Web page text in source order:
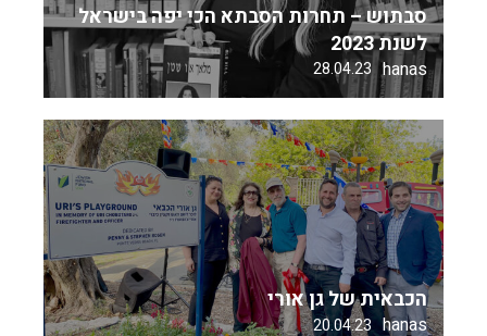
סבתוש – תחרות הסבתא הכי יפה בישראל
לשנת 2023
hanas
28.04.23
הכבאית של גן אורי
hanas
20.04.23